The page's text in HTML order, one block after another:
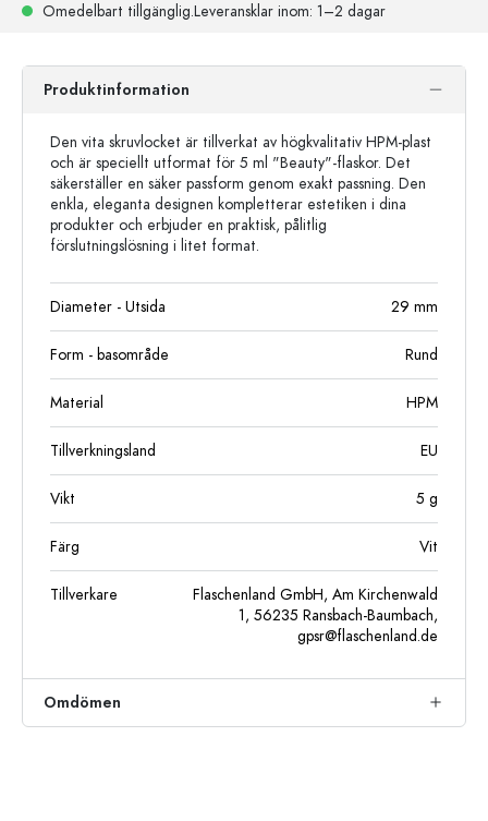
Omedelbart tillgänglig.Leveransklar inom: 1–2 dagar
Produktinformation
Den vita skruvlocket är tillverkat av högkvalitativ HPM-plast
och är speciellt utformat för 5 ml "Beauty"-flaskor. Det
säkerställer en säker passform genom exakt passning. Den
enkla, eleganta designen kompletterar estetiken i dina
produkter och erbjuder en praktisk, pålitlig
förslutningslösning i litet format.
Diameter - Utsida 29 mm
Form - basområde Rund
Material HPM
Tillverkningsland EU
Vikt 5 g
Färg Vit
Tillverkare
Flaschenland GmbH, Am Kirchenwald
1, 56235 Ransbach-Baumbach,
gpsr@flaschenland.de
Omdömen